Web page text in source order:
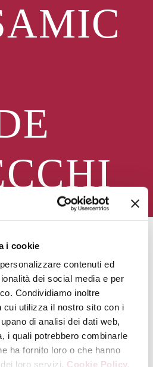
i cookie
contenuti ed
dei social media e per
Condividiamo inoltre
cui utilizza il nostro sito con i
di analisi dei dati web,
i quali potrebbero combinarle
ha fornito loro o che hanno
loro servizi. Cookie Policy.
(MO)